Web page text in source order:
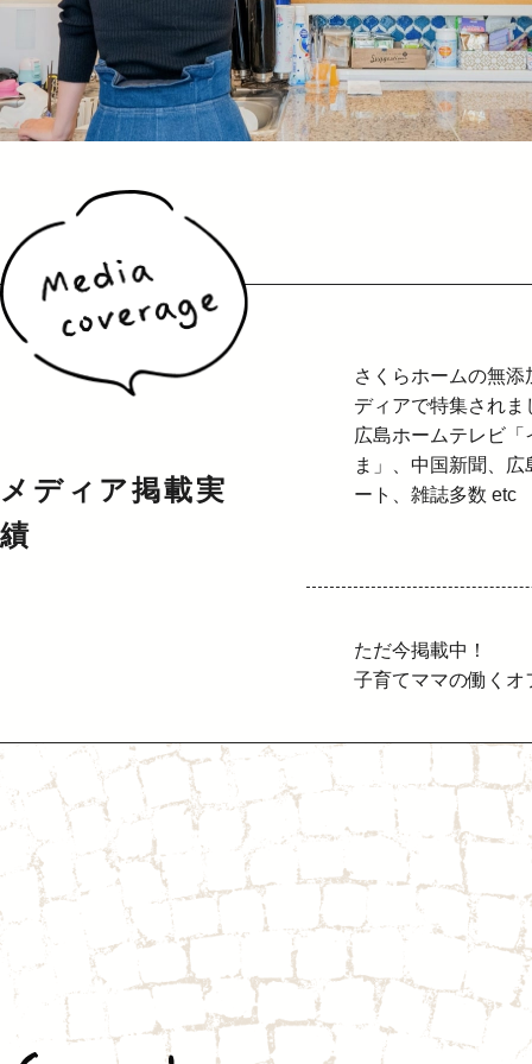
メディア掲載実
績
さくらホームの無添
ディアで特集されま
広島ホームテレビ「
ま」、中国新聞、広
ート、雑誌多数 etc
ただ今掲載中！
子育てママの働く